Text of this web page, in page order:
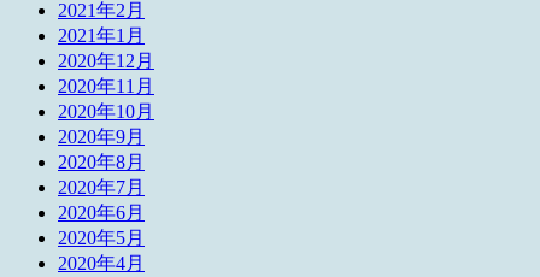
2021年2月
2021年1月
2020年12月
2020年11月
2020年10月
2020年9月
2020年8月
2020年7月
2020年6月
2020年5月
2020年4月